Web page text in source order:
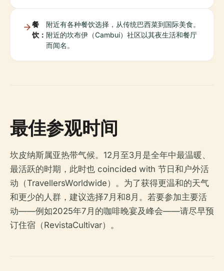
餐
饮：
附近有各种餐饮选择，从传统巴西菜到国际美食。
附近的坎布伊（Cambuí）社区以其夜生活和餐厅
而闻名。
最佳参观时间
坎皮纳斯属亚热带气候。12月至3月是全年中最温暖、
最活跃的时期，此时也 coincided with 节日和户外活
动（TravellersWorldwide）。为了获得更温和的天气
和更少的人群，建议选择7月和8月。若要参加主要活
动——例如2025年7月的咖啡晚宴及峰会——请尽早预
订住宿（RevistaCultivar）。